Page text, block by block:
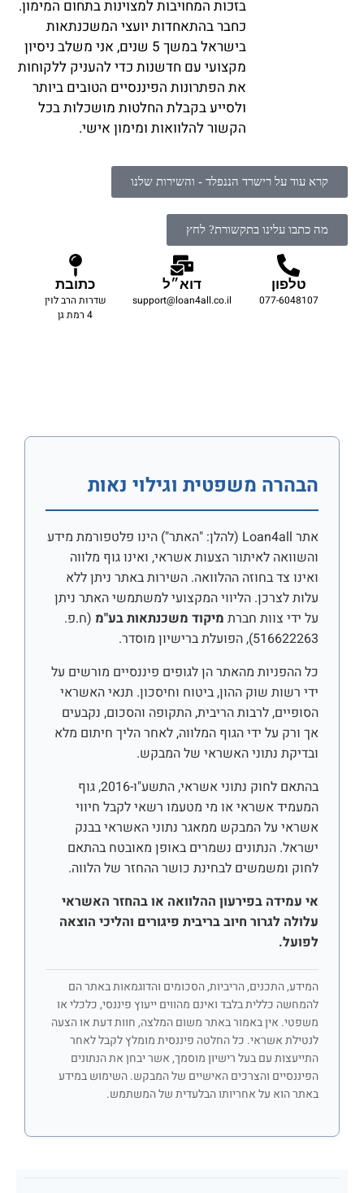
בזכות המחויבות למצוינות בתחום המימון.
כחבר בהתאחדות יועצי המשכנתאות
בישראל במשך 5 שנים, אני משלב ניסיון
מקצועי עם חדשנות כדי להעניק ללקוחות
את הפתרונות הפיננסיים הטובים ביותר
ולסייע בקבלת החלטות מושכלות בכל
הקשור להלוואות ומימון אישי.
קרא עוד על רישרד הננפלד - והשירות שלנו
מה כתבו עלינו בתקשורת? לחץ
טלפון
077-6048107
דוא״ל
support@loan4all.co.il
כתובת
שדרות הרב לוין
4 רמת גן
הבהרה משפטית וגילוי נאות
אתר Loan4all (להלן: "האתר") הינו פלטפורמת מידע
והשוואה לאיתור הצעות אשראי, ואינו גוף מלווה
ואינו צד בחוזה ההלוואה. השירות באתר ניתן ללא
עלות לצרכן. הליווי המקצועי למשתמשי האתר ניתן
על ידי צוות חברת מיקוד משכנתאות בע"מ (ח.פ.
516622263), הפועלת ברישיון מוסדר.
כל ההפניות מהאתר הן לגופים פיננסיים מורשים על
ידי רשות שוק ההון, ביטוח וחיסכון. תנאי האשראי
הסופיים, לרבות הריבית, התקופה והסכום, נקבעים
אך ורק על ידי הגוף המלווה, לאחר הליך חיתום מלא
ובדיקת נתוני האשראי של המבקש.
בהתאם לחוק נתוני אשראי, התשע"ו-2016, גוף
המעמיד אשראי או מי מטעמו רשאי לקבל חיווי
אשראי על המבקש ממאגר נתוני האשראי בבנק
ישראל. הנתונים נשמרים באופן מאובטח בהתאם
לחוק ומשמשים לבחינת כושר ההחזר של הלווה.
אי עמידה בפירעון ההלוואה או בהחזר האשראי
עלולה לגרור חיוב בריבית פיגורים והליכי הוצאה
לפועל.
המידע, התכנים, הריביות, הסכומים והדוגמאות באתר הם
להמחשה כללית בלבד ואינם מהווים ייעוץ פיננסי, כלכלי או
משפטי. אין באמור באתר משום המלצה, חוות דעת או הצעה
לנטילת אשראי. כל החלטה פיננסית מומלץ לקבל לאחר
התייעצות עם בעל רישיון מוסמך, אשר יבחן את הנתונים
הפיננסיים והצרכים האישיים של המבקש. השימוש במידע
באתר הוא על אחריותו הבלעדית של המשתמש.